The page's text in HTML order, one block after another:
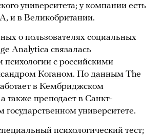
университета; у компании есть
и в Великобритании.
о пользователях социальных
Analytica связалась
психологии с российскими
Коганом. По данным The
в Кембриджском
также преподает в Санкт-
государственном университете.
психологический тест;